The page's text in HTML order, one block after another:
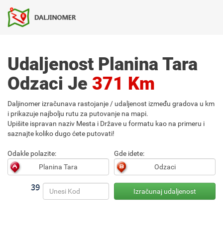
Udaljenost Planina Tara
Odzaci Je 371 Km
Daljinomer izračunava rastojanje / udaljenost između gradova u km
i prikazuje najbolju rutu za putovanje na mapi.
Upišite ispravan naziv Mesta i Države u formatu kao na primeru i
saznajte koliko dugo ćete putovati!
Odakle polazite: Gde idete: